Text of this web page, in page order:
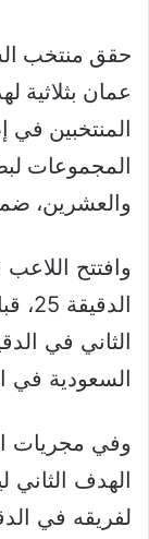
حقق منتخب
عمان بثلاثية
المنتخبين في
المجموعات
والعشرين،
وافتتح
السعودية في
وفي مجريات
الهدف الثاني